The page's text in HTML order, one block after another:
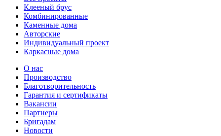
Клееный брус
Комбинированные
Каменные дома
Авторские
Индивидуальный проект
Каркасные дома
О нас
Производство
Благотворительность
Гарантия и сертификаты
Вакансии
Партнеры
Бригадам
Новости